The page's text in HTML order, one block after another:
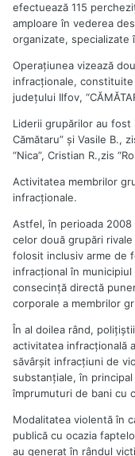
efectuează 115
amploare în vederea
organizate, specializate
Operaţiunea vizează
infracţionale,
judeţului Ilfov,
Liderii grupărilor au fost
Cămătaru” şi Vasile B.,
“Nica”, Cristian R.,zis
Activitatea membrilor
infracţionale.
Astfel, în perioada
celor două grupări
folosit inclusiv arme de
infracţional în
consecinţă directă
corporale a membrilor
În al doilea rând,
activitatea infracţională
săvârşit infracţiuni de
substanţiale, în
împrumuturi de bani cu
Modalitatea violentă în
publică cu ocazia
au generat în rândul